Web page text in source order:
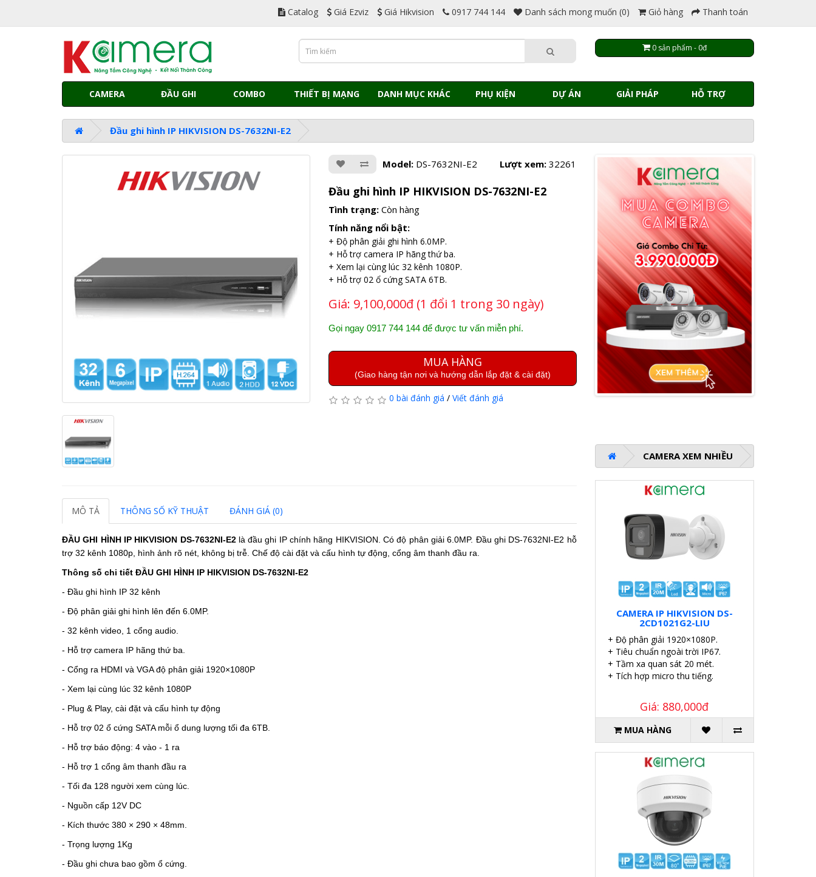
Catalog Giá Ezviz Giá Hikvision 0917 744 144 Danh sách mong muốn (0) Giỏ hàng Thanh toán
0 sản phẩm - 0đ
CAMERA ĐẦU GHI COMBO THIẾT BỊ MẠNG DANH MỤC KHÁC PHỤ KIỆN DỰ ÁN GIẢI PHÁP HỖ TRỢ
Đầu ghi hình IP HIKVISION DS-7632NI-E2
Model: DS-7632NI-E2 Lượt xem: 32261
Đầu ghi hình IP HIKVISION DS-7632NI-E2
Tình trạng: Còn hàng
Tính năng nổi bật:
+ Độ phân giải ghi hình 6.0MP.
+ Hỗ trợ camera IP hãng thứ ba.
+ Xem lại cùng lúc 32 kênh 1080P.
+ Hỗ trợ 02 ổ cứng SATA 6TB.
Giá: 9,100,000đ (1 đổi 1 trong 30 ngày)
Gọi ngay 0917 744 144 để được tư vấn miễn phí.
MUA HÀNG
(Giao hàng tận nơi và hướng dẫn lắp đặt & cài đặt)
0 bài đánh giá / Viết đánh giá
MÔ TẢ THÔNG SỐ KỸ THUẬT ĐÁNH GIÁ (0)
ĐẦU GHI HÌNH IP HIKVISION DS-7632NI-E2là đầu ghi IP chính hãng HIKVISION. Có độ phân giải 6.0MP. Đầu ghi DS-7632NI-E2 hỗ
trợ 32 kênh 1080p, hình ảnh rõ nét, không bị trễ. Chế độ cài đặt và cấu hình tự động, cổng âm thanh đầu ra.
Thông số chi tiết ĐẦU GHI HÌNH IP HIKVISION DS-7632NI-E2
- Đầu ghi hình IP 32 kênh
- Độ phân giải ghi hình lên đến 6.0MP.
- 32 kênh video, 1 cổng audio.
- Hỗ trợ camera IP hãng thứ ba.
- Cổng ra HDMI và VGA độ phân giải 1920×1080P
- Xem lại cùng lúc 32 kênh 1080P
- Plug & Play, cài đặt và cấu hình tự động
- Hỗ trợ 02 ổ cứng SATA mỗi ổ dung lượng tối đa 6TB.
- Hỗ trợ báo động: 4 vào - 1 ra
- Hỗ trợ 1 cổng âm thanh đầu ra
- Tối đa 128 người xem cùng lúc.
- Nguồn cấp 12V DC
- Kích thước 380 × 290 × 48mm.
- Trọng lượng 1Kg
- Đầu ghi chưa bao gồm ổ cứng.
CAMERA XEM NHIỀU
CAMERA IP HIKVISION DS-
2CD1021G2-LIU
+ Độ phân giải 1920×1080P.
+ Tiêu chuẩn ngoài trời IP67.
+ Tầm xa quan sát 20 mét.
+ Tích hợp micro thu tiếng.
Giá: 880,000đ
MUA HÀNG